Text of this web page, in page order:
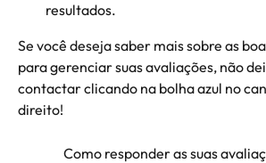
resultados.
Se você deseja saber mais sobre as
para gerenciar suas avaliações, não
contactar clicando na bolha azul no
direito!
Como responder as suas